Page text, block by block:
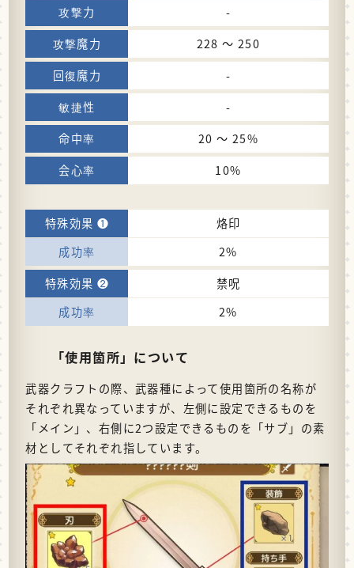
-
228 〜 250
-
-
20 〜 25%
10%
烙印
2%
禁呪
2%
「使用箇所」について
武器クラフトの際、武器種によって使用箇所の名称が
それぞれ異なっていますが、左側に設定できるものを
「メイン」、右側に2つ設定できるものを「サブ」の素
材としてそれぞれ指しています。